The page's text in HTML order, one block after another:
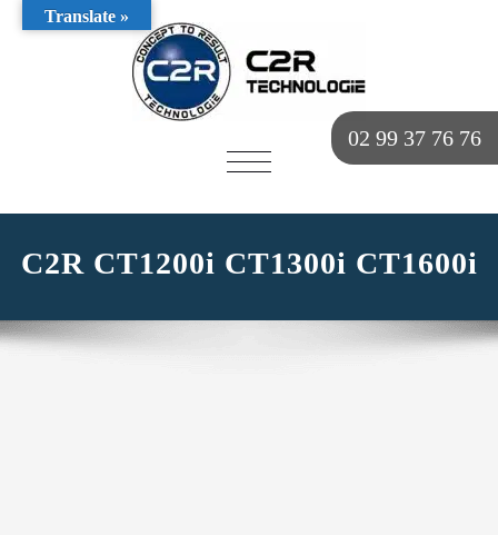
02 99 37 76 76
AFFICHER/MASQUER
C2R CT1200i CT1300i CT1600i
Translate »